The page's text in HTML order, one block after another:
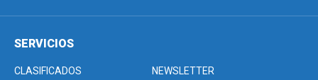
SERVICIOS
CLASIFICADOS
NEWSLETTER